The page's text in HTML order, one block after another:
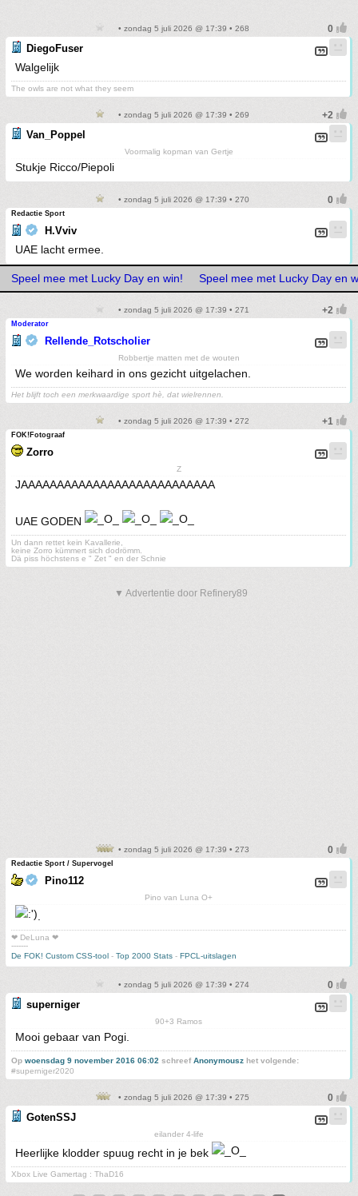
• zondag 5 juli 2026 @ 17:39 • 268
DiegoFuser
Walgelijk
The owls are not what they seem
• zondag 5 juli 2026 @ 17:39 • 269
Van_Poppel
Voormalig kopman van Gertje
Stukje Ricco/Piepoli
• zondag 5 juli 2026 @ 17:39 • 270
Redactie Sport
H.Vviv
UAE lacht ermee.
Speel mee met Lucky Day en win! Speel mee met Lucky Day en
• zondag 5 juli 2026 @ 17:39 • 271
Moderator
Rellende_Rotscholier
Robbertje matten met de wouten
We worden keihard in ons gezicht uitgelachen.
Het blijft toch een merkwaardige sport hè, dat wielrennen.
• zondag 5 juli 2026 @ 17:39 • 272
FOK!Fotograaf
Zorro
Z
JAAAAAAAAAAAAAAAAAAAAAAAAAAA
UAE GODEN
Un dann rettet kein Kavallerie,
keine Zorro kümmert sich dodrömm.
Dä piss höchstens e " Zet " en der Schnie
▼ Advertentie door Refinery89
• zondag 5 juli 2026 @ 17:39 • 273
Redactie Sport / Supervogel
Pino112
Pino van Luna O+
❤ DeLuna ❤
-------
De FOK! Custom CSS-tool - Top 2000 Stats - FPCL-uitslagen
• zondag 5 juli 2026 @ 17:39 • 274
superniger
90+3 Ramos
Mooi gebaar van Pogi.
Op woensdag 9 november 2016 06:02 schreefAnonymousz het volgende:
#superniger2020
• zondag 5 juli 2026 @ 17:39 • 275
GotenSSJ
eilander 4-life
Heerlijke klodder spuug recht in je bek
Xbox Live Gamertag : ThaD16